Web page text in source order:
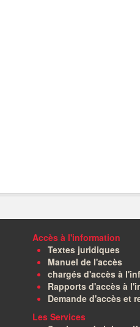
Accès à l'information
Textes juridiques
Manuel de l'accès
chargés d'accès à
Rapports d'accès à
Demande d'accès et
Les Services